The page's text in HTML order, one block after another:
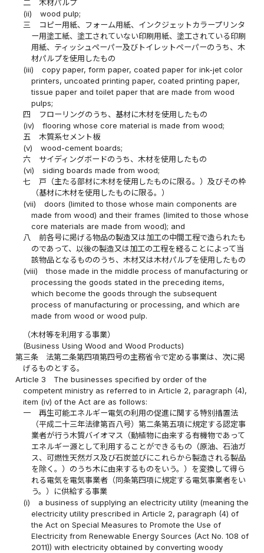
二
木材パルプ
(ii)
wood pulp;
三
コピー用紙、フォーム用紙、インクジェットカラープリンタ
ー用塗工紙、塗工されていない印刷用紙、塗工されている印刷
用紙、ティッシュペーパー及びトイレットペーパーのうち、木
材パルプを使用したもの
(iii)
copy paper, form paper, coated paper for ink-jet color
printers, uncoated printing paper, coated printing paper,
tissue paper and toilet paper that are made from wood
pulps;
四
フローリングのうち、基材に木材を使用したもの
(iv)
flooring whose core material is made from wood;
五
木質系セメント板
(v)
wood-cement boards;
六
サイディングボードのうち、木材を使用したもの
(vi)
siding boards made from wood;
七
戸（主たる部材に木材を使用したものに限る。）及びその枠
（基材に木材を使用したものに限る。）
(vii)
doors (limited to those whose main components are
made from wood) and their frames (limited to those whose
core materials are made from wood); and
八
前各号に掲げる物品の製造又は加工の中間工程で造られたも
のであって、以後の製造又は加工の工程を経ることによって当
該物品となるもののうち、木材又は木材パルプを使用したもの
(viii)
those made in the middle process of manufacturing or
processing the goods stated in the preceding items,
which become the goods through the subsequent
process of manufacturing or processing, and which are
made from wood or wood pulp.
（木材等を利用する事業）
(Business Using Wood and Wood Products)
第三条
法第二条第四項第四号の主務省令で定める事業は、次に掲
げるものとする。
Article 3
The businesses specified by order of the
competent ministry as referred to in Article 2, paragraph (4),
item (iv) of the Act are as follows:
一
再生可能エネルギー電気の利用の促進に関する特別措置法
（平成二十三年法律第百八号）第二条第五項に規定する認定事
業者が行う木質バイオマス（動植物に由来する有機物であって
エネルギー源として利用することができるもの（原油、石油ガ
ス、可燃性天然ガス及び石炭並びにこれらから製造される製品
を除く。）のうち木に由来するものをいう。）を変換して得ら
れる電気を電気事業者（同条第四項に規定する電気事業者をい
う。）に供給する事業
(i)
a business of supplying an electricity utility (meaning the
electricity utility prescribed in Article 2, paragraph (4) of
the Act on Special Measures to Promote the Use of
Electricity from Renewable Energy Sources (Act No. 108 of
2011)) with electricity obtained by converting woody